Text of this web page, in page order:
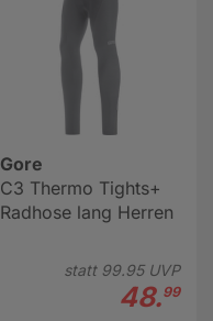
Gore
C3 Thermo Tights+
Radhose lang Herren
statt 99.95UVP
48.99